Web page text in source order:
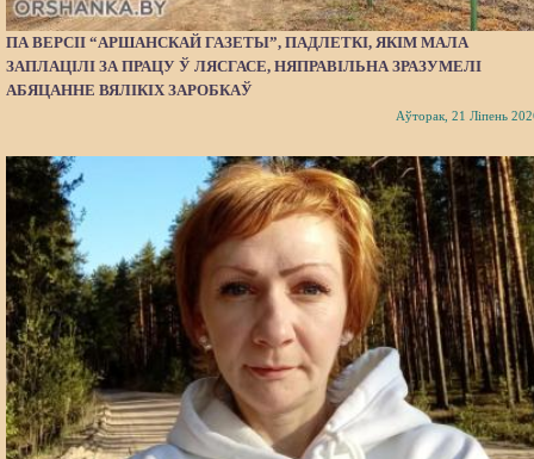
ПА ВЕРСІІ “АРШАНСКАЙ ГАЗЕТЫ”, ПАДЛЕТКІ, ЯКІМ МАЛА
ЗАПЛАЦІЛІ ЗА ПРАЦУ Ў ЛЯСГАСЕ, НЯПРАВІЛЬНА ЗРАЗУМЕЛІ
АБЯЦАННЕ ВЯЛІКІХ ЗАРОБКАЎ
Аўторак, 21 Ліпень